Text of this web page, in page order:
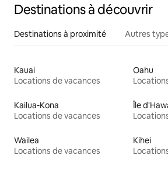
Destinations à découvrir
Destinations à proximité Autres
Kauai
Locations de vacances
Oahu
Kailua-Kona
Locations de vacances
Île
Wailea
Locations de vacances
Kihei